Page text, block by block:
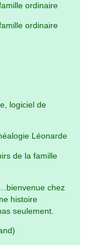
ordinaire
ordinaire
logiciel de
Léonarde
de la famille
chez
histoire
seulement.